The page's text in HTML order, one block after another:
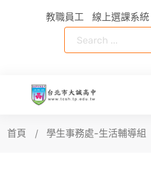
教職員工 線上選課系統
首頁 學生事務處-生活輔導組